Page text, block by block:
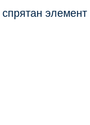
спрятан